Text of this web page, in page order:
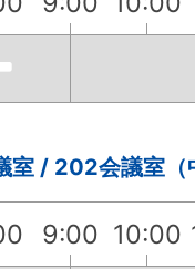
室 / 202会議室（
9:00 10:00